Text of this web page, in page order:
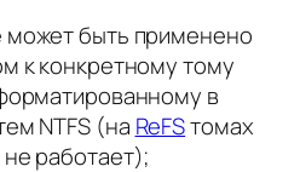
может быть применено
к конкретному тому
в
NTFS (на ReFSтомах
работает);